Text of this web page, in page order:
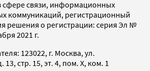
сфере связи, информационных
коммуникаций, регистрационный
решения о регистрации: серия Эл №
2021 г.
123022, г. Москва, ул.
стр. 15, эт. 4, пом. X, ком. 1